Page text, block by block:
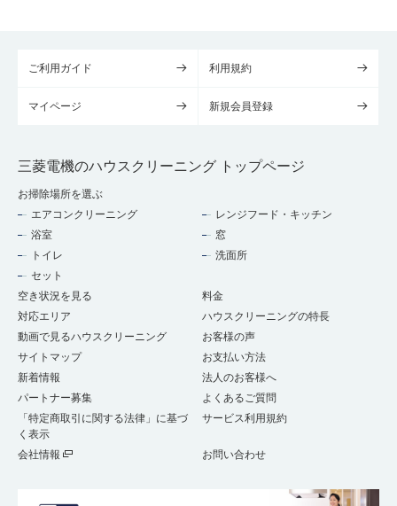
ご利用ガイド 利用規約
マイページ 新規会員登録
三菱電機のハウスクリーニング トップページ
お掃除場所を選ぶ
エアコンクリーニング
レンジフード・キッチン
浴室
窓
トイレ
洗面所
セット
空き状況を見る
料金
対応エリア
ハウスクリーニングの特長
動画で見るハウスクリーニング
お客様の声
サイトマップ
お支払い方法
新着情報
法人のお客様へ
パートナー募集
よくあるご質問
「特定商取引に関する法律」に基づ
く表示
サービス利用規約
会社情報 お問い合わせ